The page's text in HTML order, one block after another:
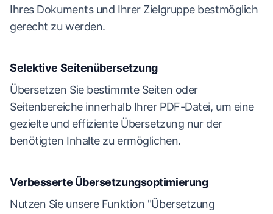
Ihres Dokuments und Ihrer Zielgruppe bestmöglich
gerecht zu werden.
Selektive Seitenübersetzung
Übersetzen Sie bestimmte Seiten oder
Seitenbereiche innerhalb Ihrer PDF-Datei, um eine
gezielte und effiziente Übersetzung nur der
benötigten Inhalte zu ermöglichen.
Verbesserte Übersetzungsoptimierung
Nutzen Sie unsere Funktion "Übersetzung